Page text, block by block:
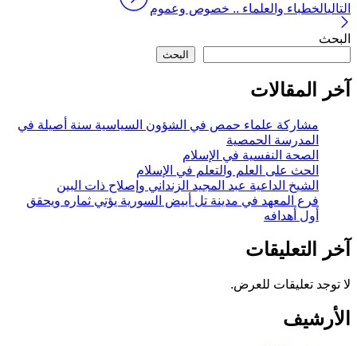
التاليالخطباء والعلماء .. خصوص وعموم
البحث
البحث
آخر المقالات
مشاركة علماء حمص في الشؤون السياسية سنة أصيلة في
المدرسة الحمصية
الصحة النفسية في الإسلام
الحث على العلم والتعلم في الإسلام
الشيخ الداعية عبد المجيد الزنداني وإصلاح ذات البين
فرع المعهد في مدينة تل أبيض السورية يؤتي ثماره ويحقق
أول أهدافه
آخر التعليقات
لا توجد تعليقات للعرض.
الأرشيف